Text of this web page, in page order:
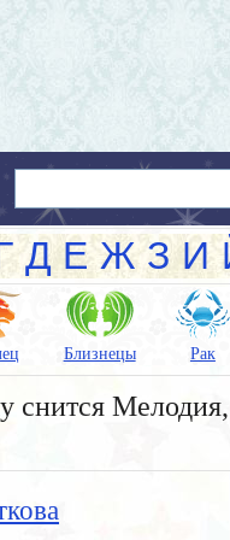
Д Е Ж З И
Близнецы Рак